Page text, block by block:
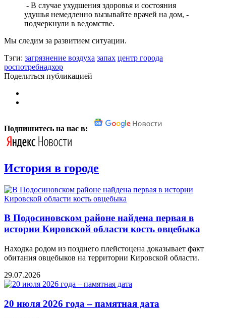
- В случае ухудшения здоровья и состояния
удушья немедленно вызывайте врачей на дом, -
подчеркнули в ведомстве.
Мы следим за развитием ситуации.
Тэги: загрязнение воздуха запах центр города
роспотребнадхор
Поделиться публикацией
Подпишитесь на нас в:
История в городе
В Подосиновском районе найдена первая в
истории Кировской области кость овцебыка
Находка родом из позднего плейстоцена доказывает факт
обитания овцебыков на территории Кировской области.
29.07.2026
20 июля 2026 года – памятная дата